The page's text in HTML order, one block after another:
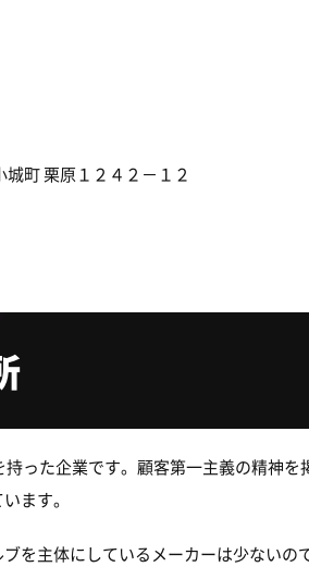
城町 栗原１２４２－１２
った企業です。顧客第一主義の精神
ます。
を主体にしているメーカーは少ない